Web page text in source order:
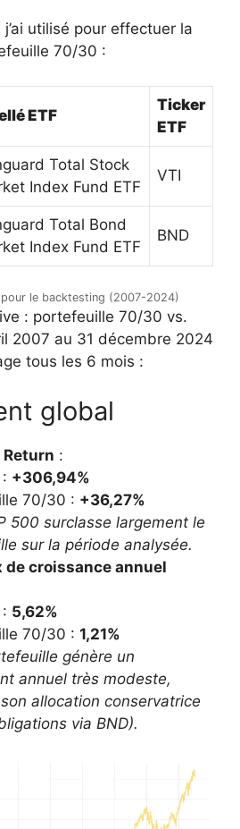
utilisé pour effectuer la
70/30 :
ETF
Ticker
ETF
Total Stock
Index Fund ETF
VTI
Total Bond
Index Fund ETF
BND
le backtesting (2007-2024)
: portefeuille 70/30 vs.
2007 au 31 décembre 2024
tous les 6 mois :
global
:
+306,94%
70/30 : +36,27%
500 surclasse largement le
sur la période analysée.
de croissance annuel
5,62%
70/30 : 1,21%
génère un
annuel très modeste,
allocation conservatrice
via BND).